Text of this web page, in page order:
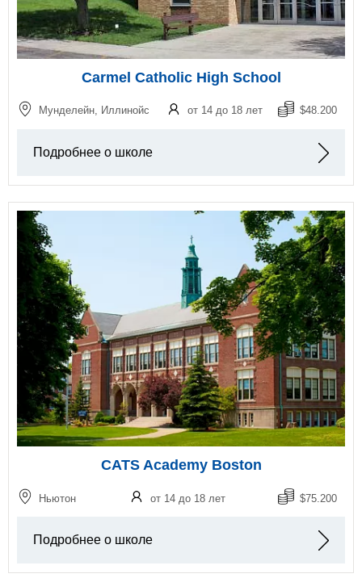
Carmel Catholic High School
Мунделейн, Иллинойс от 14 до 18 лет $48.200
Подробнее о школе
CATS Academy Boston
Ньютон от 14 до 18 лет $75.200
Подробнее о школе